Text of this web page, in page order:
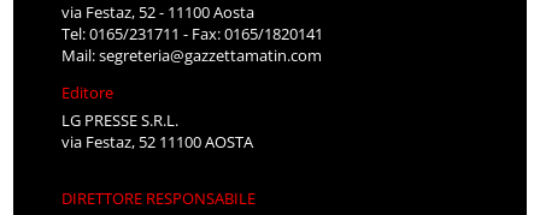
via Festaz, 52 - 11100 Aosta
Tel: 0165/231711 - Fax: 0165/1820141
Mail:segreteria@gazzettamatin.com
Editore
LG PRESSE S.R.L.
via Festaz, 52 11100 AOSTA
DIRETTORE RESPONSABILE